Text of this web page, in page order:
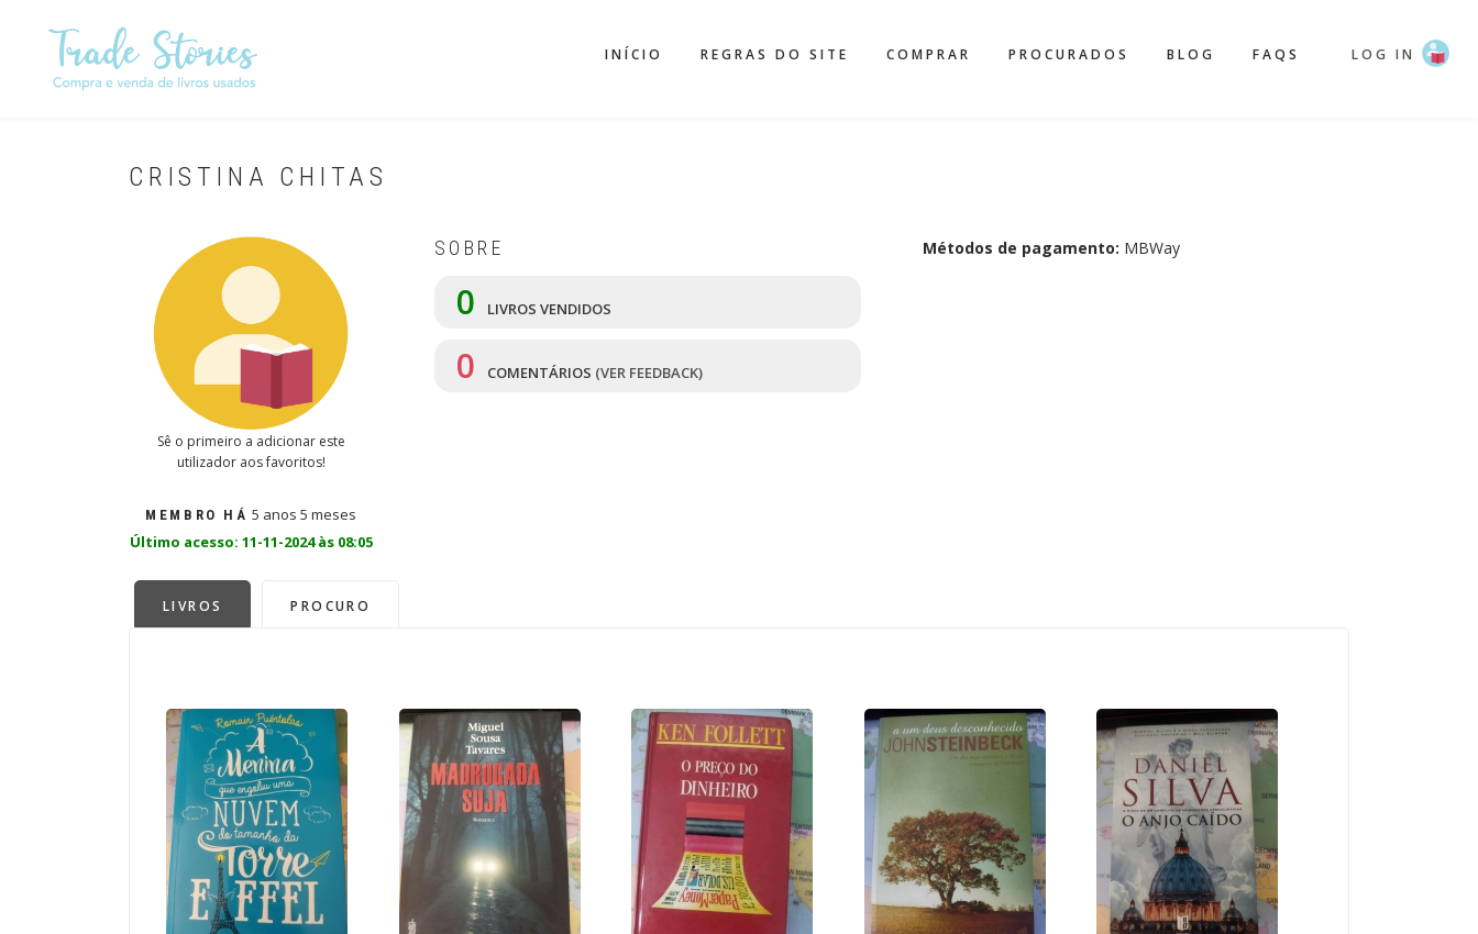
conteúdo
INÍCIO REGRAS DO SITE COMPRAR PROCURADOS BLOG FAQS LOG IN
CRISTINA CHITAS
Sê o primeiro a adicionar este
utilizador aos favoritos!
MEMBRO HÁ 5 anos 5 meses
Último acesso: 11-11-2024 às 08:05
SOBRE
0 LIVROS VENDIDOS
0 COMENTÁRIOS (VER FEEDBACK)
Métodos de pagamento: MBWay
LIVROS PROCURO